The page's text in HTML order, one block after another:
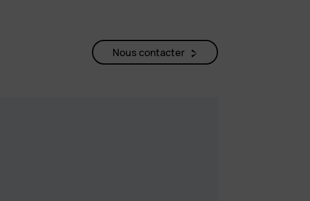
Nous contacter